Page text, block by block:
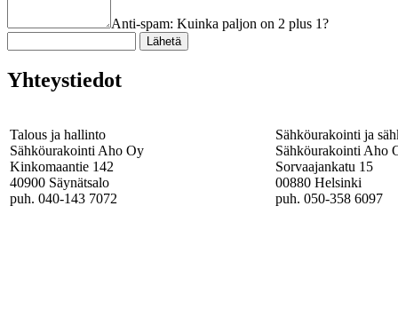
Anti-spam: Kuinka paljon on 2 plus 1?
Yhteystiedot
Talous ja hallinto
Sähköurakointi Aho Oy
Kinkomaantie 142
40900 Säynätsalo
puh. 040-143 7072
Sähköurakointi ja
Sähköurakointi Aho
Sorvaajankatu 15
00880 Helsinki
puh. 050-358 6097